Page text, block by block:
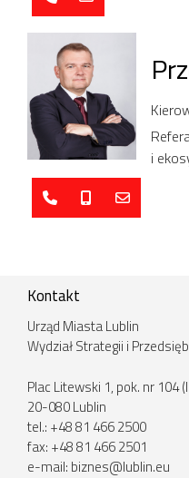
i
Kontakt
Urząd Miasta Lublin
Wydział Strategii i
Plac Litewski 1, pok. nr 104
20-080 Lublin
tel.: +48 81 466 2500
fax: +48 81 466 2501
e-mail: biznes@lublin.eu